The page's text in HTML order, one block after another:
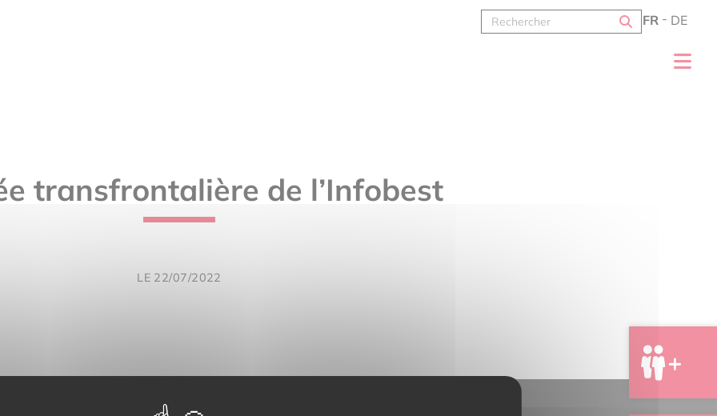
FR DE
transfrontalière de l’Infobest
LE 22/07/2022